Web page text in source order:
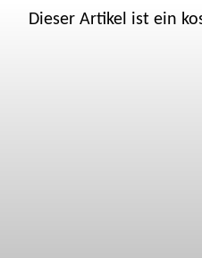
Dieser Artikel ist ein